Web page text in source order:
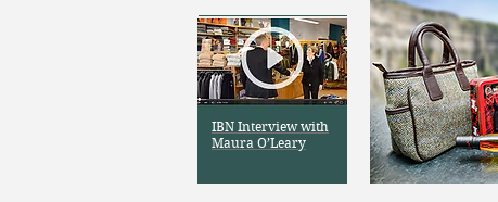
IBN Interview with
Maura O’Leary